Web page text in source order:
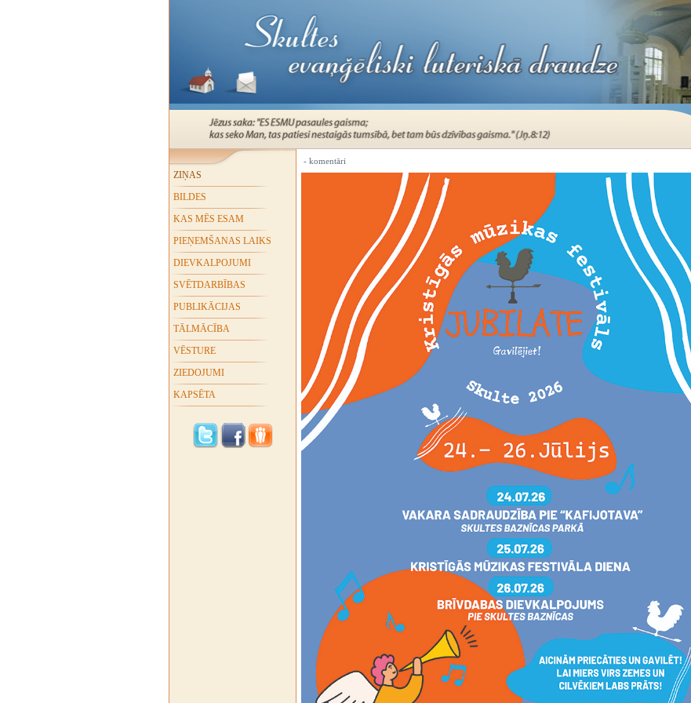
ZIŅAS
BILDES
KAS MĒS ESAM
PIEŅEMŠANAS LAIKS
DIEVKALPOJUMI
SVĒTDARBĪBAS
PUBLIKĀCIJAS
TĀLMĀCĪBA
VĒSTURE
ZIEDOJUMI
KAPSĒTA
- komentāri